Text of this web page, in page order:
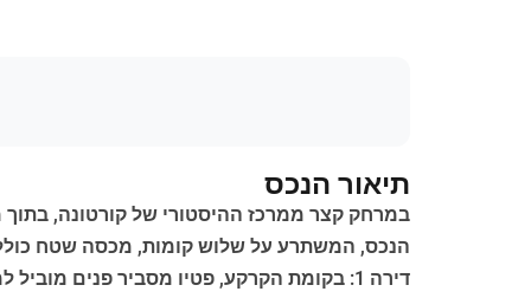
תיאור הנכס
במרחק קצר ממרכז ההיסטורי של קורטונה, בתוך
הנכס, המשתרע על שלוש קומות, מכסה שטח כולל של 411 מ"ר ומחולק לשלוש יחידות
דירה 1: בקומת הקרקע, פטיו מסביר פנים